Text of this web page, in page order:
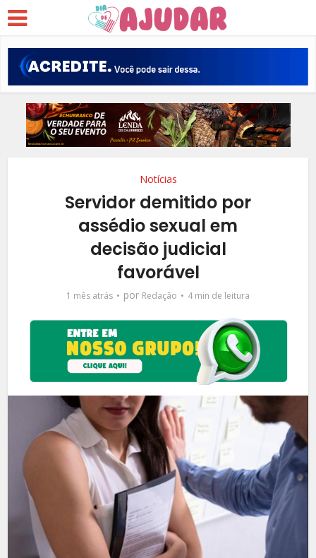
Notícias
Servidor demitido por
assédio sexual em
decisão judicial
favorável
1 mês atrás por Redação 4 min de leitura